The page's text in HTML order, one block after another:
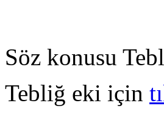
Söz konusu
Tebliğ eki için